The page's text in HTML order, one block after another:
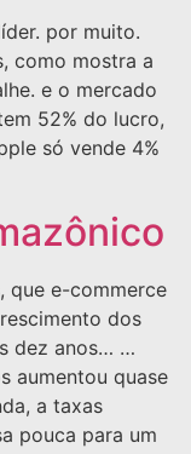
por muito.
como mostra a
e o mercado
52% do lucro,
só vende 4%
que e-commerce
dos
dez anos… …
aumentou quase
a taxas
pouca para um